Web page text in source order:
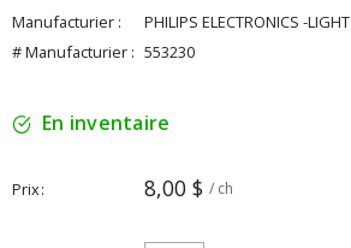
Manufacturier :
PHILIPS ELECTRONICS -LIGHT
# Manufacturier : 553230
En inventaire
Prix 8,00 $ / ch